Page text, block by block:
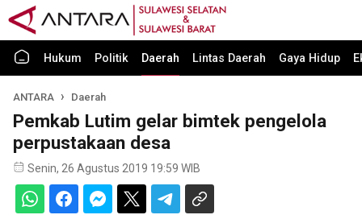
Hukum Politik Daerah Lintas Daerah Gaya Hidup
ANTARA Daerah
Pemkab Lutim gelar bimtek pengelola
perpustakaan desa
Senin, 26 Agustus 2019 19:59 WIB